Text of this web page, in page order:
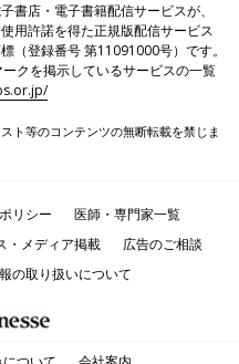
書店・電子書籍配信サービスが、
用許諾を得た正規版配信サービス
（登録番号 第11091000号）です。
ークを掲示しているサービスの一覧
ト等のコンテンツの無断転載を禁じま
ポリシー
医師・専門家一覧
・メディア掲載
広告のご相談
の取り扱いについて